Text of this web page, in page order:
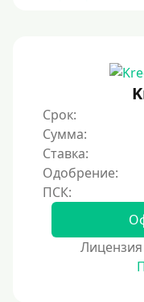
На карту без отказа
Залог
Под залог ПТС
Без залога
Под залог
Под залог
Срок:
Сумма:
Ставка:
Одобрение: